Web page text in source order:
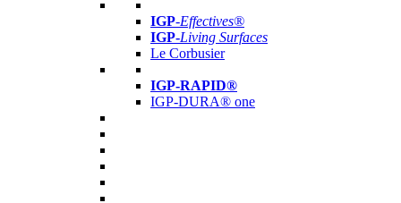
IGP-Effectives®
IGP-Living Surfaces
Le Corbusier
IGP-RAPID®
IGP-DURA® one